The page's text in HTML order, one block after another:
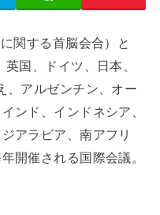
関する首脳会合）と
国、ドイツ、日本、
、アルゼンチン、オー
ンド、インドネシア、
アラビア、南アフリ
開催される国際会議。